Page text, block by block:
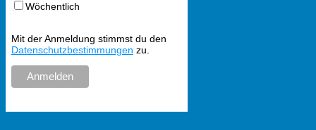
Wöchentlich
Mit der Anmeldung stimmst du den
Datenschutzbestimmungen zu.